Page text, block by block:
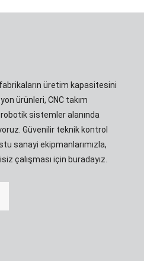
üretim kapasitesini
ürünleri, CNC takım
sistemler alanında
Güvenilir teknik kontrol
sanayi ekipmanlarımızla,
çalışması için buradayız.